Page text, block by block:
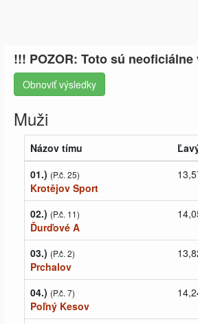
!!! POZOR: Toto sú
Obnoviť výsledky
Muži
Názov tímu
01.) (P.č. 25)
Krotějov Sport
02.) (P.č. 11)
Ďurďové A
03.) (P.č. 2)
Prchalov
04.) (P.č. 7)
Poľný Kesov